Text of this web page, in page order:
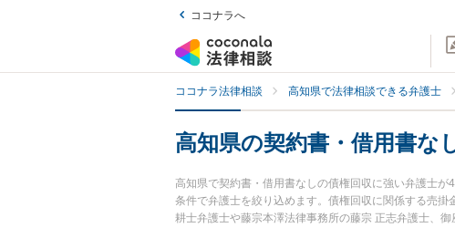
ココナラへ
ココナラ法律相談 高知県で法律相談できる弁護士
高知県の契約書・借用書な
高知県で契約書・借用書なしの債権回収に強い弁護士
条件で弁護士を絞り込めます。債権回収に関係する売
耕士弁護士や藤宗本澤法律事務所の藤宗 正志弁護士、